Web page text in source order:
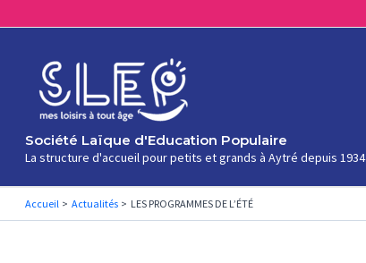
contenu
Société Laïque d'Education Populaire
La structure d'accueil pour petits et grands à Aytré depuis 1934
Accueil Actualités LES PROGRAMMES DE L’ÉTÉ